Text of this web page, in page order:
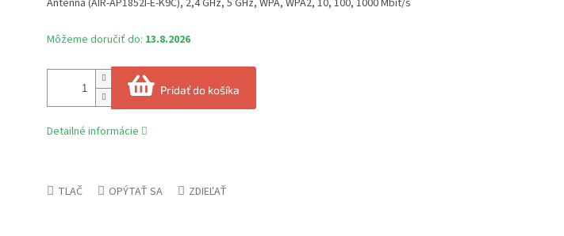
Môžeme doručiť do: 13.8.2026
Pridať do košíka
Antenna (AIR-AP1852I-E-K9C), 2,4 GHz, 5 GHz, WPA, WPA2, 10, 100, 1000 Mbit/s
Detailné informácie
TLAČ OPÝTAŤ SA ZDIEĽAŤ